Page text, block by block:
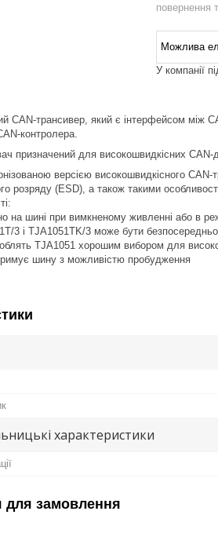
повернення
У компанії
CAN-трансивер, який є інтерфейсом між
контролера.
призначений для високошвидкісних CAN-
версією високошвидкісного
розряду (ESD), а також такими
на шині при вимкненому живленні або в
3 і TJA1051TK/3 може бути
TJA1051 хорошим вибором для
шину з можливістю пробудження
характеристики
для замовлення